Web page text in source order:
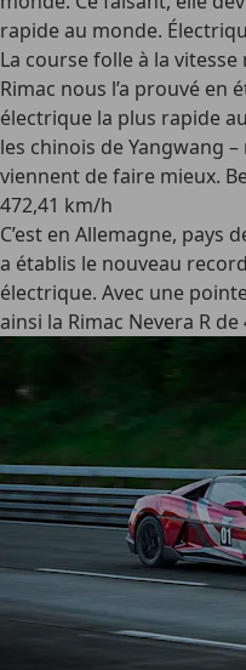
rapide au monde.
La course folle à la
Rimac nous l’a prouvé
électrique la plus rapide
les chinois de Yangwang
viennent de faire mieux.
472,41 km/h
C’est en Allemagne, pays
a établis le nouveau
électrique. Avec une
ainsi la Rimac Nevera R